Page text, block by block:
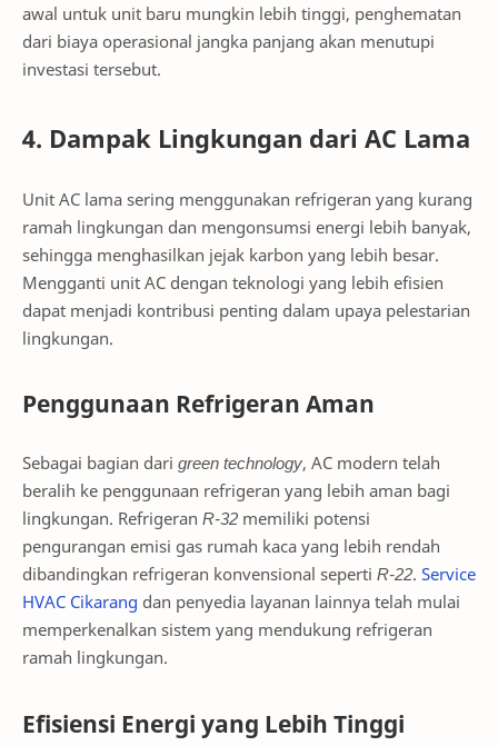
awal untuk unit baru mungkin lebih tinggi, penghematan
dari biaya operasional jangka panjang akan menutupi
investasi tersebut.
4. Dampak Lingkungan dari AC Lama
Unit AC lama sering menggunakan refrigeran yang kurang
ramah lingkungan dan mengonsumsi energi lebih banyak,
sehingga menghasilkan jejak karbon yang lebih besar.
Mengganti unit AC dengan teknologi yang lebih efisien
dapat menjadi kontribusi penting dalam upaya pelestarian
lingkungan.
Penggunaan Refrigeran Aman
Sebagai bagian dari green technology, AC modern telah
beralih ke penggunaan refrigeran yang lebih aman bagi
lingkungan. Refrigeran R-32 memiliki potensi
pengurangan emisi gas rumah kaca yang lebih rendah
dibandingkan refrigeran konvensional seperti R-22. Service
HVAC Cikarang dan penyedia layanan lainnya telah mulai
memperkenalkan sistem yang mendukung refrigeran
ramah lingkungan.
Efisiensi Energi yang Lebih Tinggi